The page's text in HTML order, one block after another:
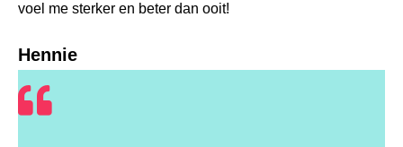
voel me sterker en beter dan ooit!
Hennie